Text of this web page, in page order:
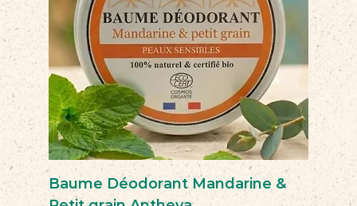
Baume Déodorant Mandarine &